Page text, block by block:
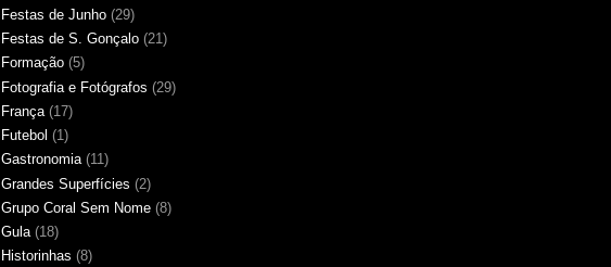
Festas de Junho (29)
Festas de S. Gonçalo (21)
Formação (5)
Fotografia e Fotógrafos (29)
França (17)
Futebol (1)
Gastronomia (11)
Grandes Superfícies (2)
Grupo Coral Sem Nome (8)
Gula (18)
Historinhas (8)